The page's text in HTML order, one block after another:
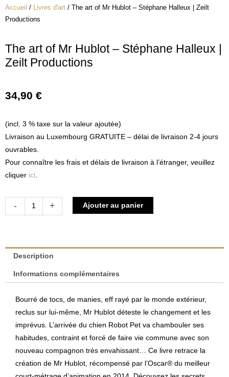
Accueil / Livres d'art / The art of Mr Hublot – Stéphane Halleux | Zeilt
Productions
The art of Mr Hublot – Stéphane Halleux |
Zeilt Productions
34,90 €
(incl. 3 % taxe sur la valeur ajoutée)
Livraison au Luxembourg GRATUITE – délai de livraison 2-4 jours
ouvrables.
Pour connaître les frais et délais de livraison à l’étranger, veuillez
cliquer ici
-
quantité
of
Hublot
Stéphane
Halleux
Zeilt
Productions
+ Ajouter au panier
Description
Informations complémentaires
Bourré de tocs, de manies, eff rayé par le monde extérieur,
reclus sur lui-même, Mr Hublot déteste le changement et les
imprévus. L’arrivée du chien Robot Pet va chambouler ses
habitudes, contraint et forcé de faire vie commune avec son
nouveau compagnon très envahissant… Ce livre retrace la
création de Mr Hublot, récompensé par l’Oscar® du meilleur